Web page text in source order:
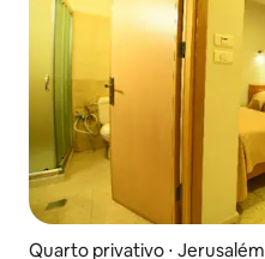
Quarto privativo ⋅ Jerusalém